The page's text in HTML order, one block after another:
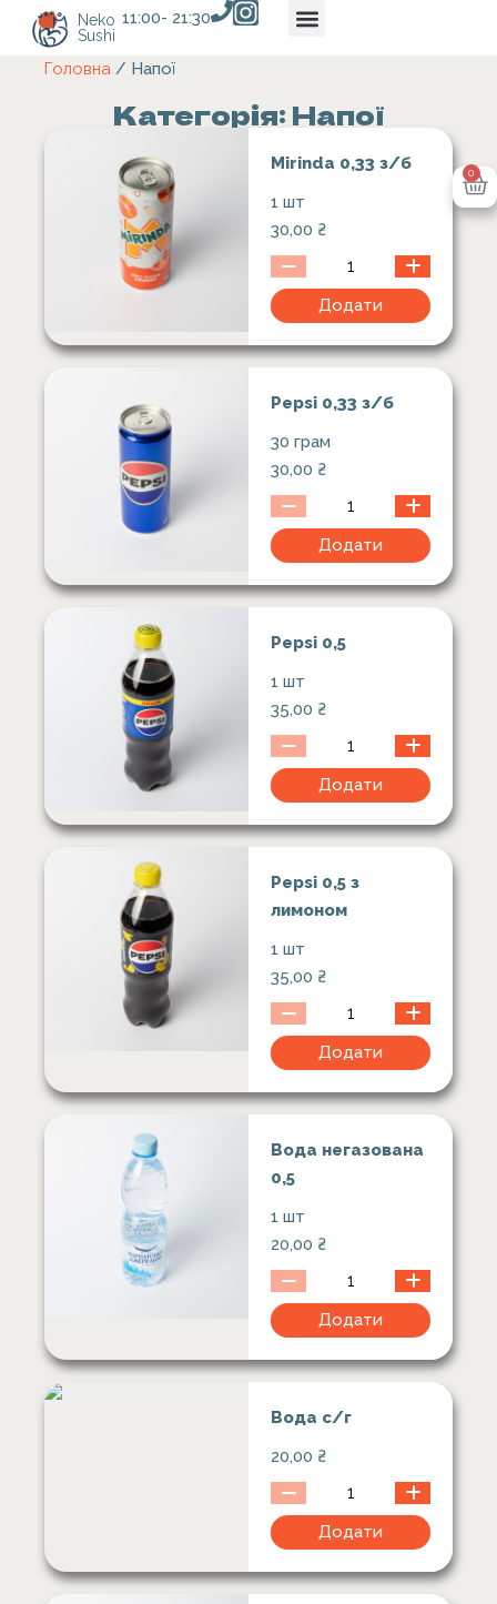
Neko
Sushi
11:00- 21:30
0
Головна / Напої
Категорія: Напої
Mirinda 0,33 з/б
1 шт
30,00 ₴
Додати
Pepsi 0,33 з/б
30 грам
30,00 ₴
Додати
Pepsi 0,5
1 шт
35,00 ₴
Додати
Pepsi 0,5 з
лимоном
1 шт
35,00 ₴
Додати
Вода негазована
0,5
1 шт
20,00 ₴
Додати
Вода с/г
20,00 ₴
Додати